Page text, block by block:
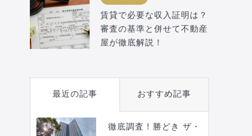
賃貸で必要な収入証明は？
審査の基準と併せて不動産
屋が徹底解説！
最近の記事 おすすめ記事
徹底調査！勝どき ザ・